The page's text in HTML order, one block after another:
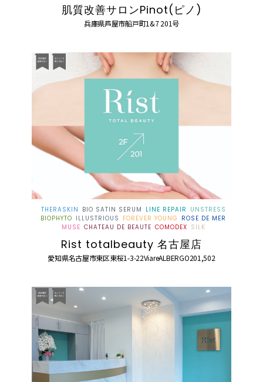
肌質改善サロンPinot(ピノ)
兵庫県芦屋市船戸町1&7 201号
THERASKIN BIO SATIN SERUM LINE REPAIR UNSTRESS
BIOPHYTO ILLUSTRIOUS FOREVER YOUNG ROSE DE MER
MUSE CHATEAU DE BEAUTE COMODEX SILK
Rist totalbeauty 名古屋店
愛知県名古屋市東区東桜1-3-22ViareALBERGO201,502